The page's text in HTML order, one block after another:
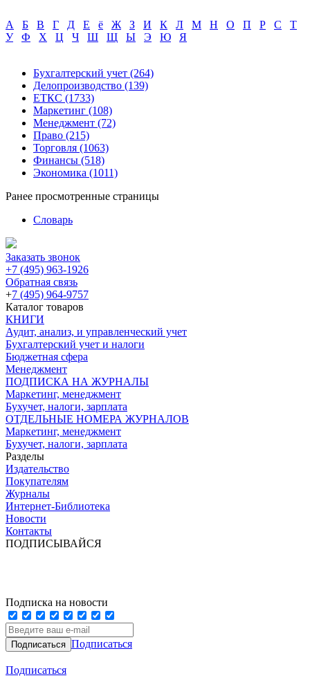
А Б В Г Д Е ё Ж З И К Л М Н О П Р С
Т
У
Ф Х Ц Ч Ш Щ Ы Э Ю Я
Бухгалтерский учет (264)
Делопроизводство (139)
ЕТКС (1733)
Маркетинг (108)
Менеджмент (72)
Право (215)
Торговля (1063)
Финансы (518)
Экономика (1011)
Ранее просмотренные страницы
Словарь
Заказать звонок
+7 (495) 963-1926
Обратная связь
+7 (495) 964-9757
Каталог товаров
КНИГИ
Аудит, анализ, и управленческий учет
Бухгалтерский учет и налоги
Бюджетная сфера
Менеджмент
ПОДПИСКА НА ЖУРНАЛЫ
Маркетинг, менеджмент
Бухучет, налоги, зарплата
ОТДЕЛЬНЫЕ НОМЕРА ЖУРНАЛОВ
Маркетинг, менеджмент
Бухучет, налоги, зарплата
Разделы
Издательство
Покупателям
Журналы
Интернет-Библиотека
Новости
Контакты
ПОДПИСЫВАЙСЯ
Подписка на новости
Подписаться
Подписаться